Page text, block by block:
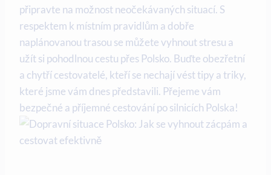
připravte⁤ na možnost neočekávaných situací. S
respektem k místním​ pravidlům a dobře‍
naplánovanou​ trasou se můžete vyhnout stresu a​
užít si pohodlnou cestu přes Polsko. Buďte obezřetní
a ​chytří ⁤cestovatelé,‌ kteří se nechají vést tipy a triky,
které jsme vám⁣ dnes představili. Přejeme vám
bezpečné a⁣ příjemné ⁤cestování‍ po silnicích ⁣Polska!